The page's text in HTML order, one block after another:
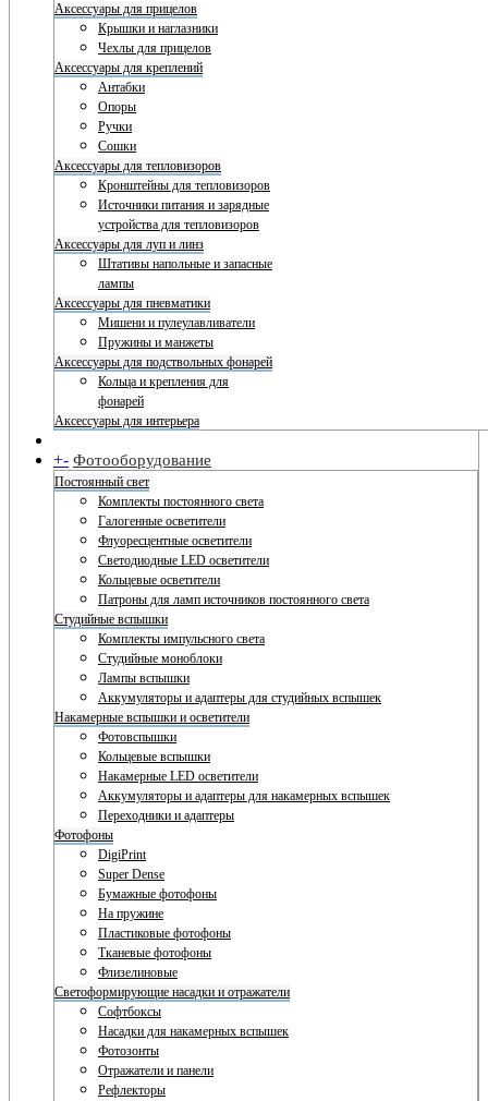
Аксессуары для прицелов
Крышки и наглазники
Чехлы для прицелов
Аксессуары для креплений
Антабки
Опоры
Ручки
Сошки
Аксессуары для тепловизоров
Кронштейны для тепловизоров
Источники питания и зарядные
устройства для тепловизоров
Аксессуары для луп и линз
Штативы напольные и запасные
лампы
Аксессуары для пневматики
Мишени и пулеулавливатели
Пружины и манжеты
Аксессуары для подствольных фонарей
Кольца и крепления для
фонарей
Аксессуары для интерьера
+- Фотооборудование
Постоянный свет
Комплекты постоянного света
Галогенные осветители
Флуоресцентные осветители
Светодиодные LED осветители
Кольцевые осветители
Патроны для ламп источников постоянного света
Студийные вспышки
Комплекты импульсного света
Студийные моноблоки
Лампы вспышки
Аккумуляторы и адаптеры для студийных вспышек
Накамерные вспышки и осветители
Фотовспышки
Кольцевые вспышки
Накамерные LED осветители
Аккумуляторы и адаптеры для накамерных вспышек
Переходники и адаптеры
Фотофоны
DigiPrint
Super Dense
Бумажные фотофоны
На пружине
Пластиковые фотофоны
Тканевые фотофоны
Флизелиновые
Светоформирующие насадки и отражатели
Софтбоксы
Насадки для накамерных вспышек
Фотозонты
Отражатели и панели
Рефлекторы